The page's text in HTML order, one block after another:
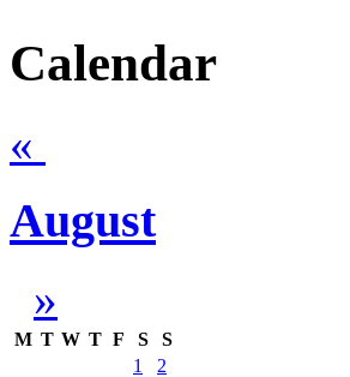
Calendar
«
August
»
M T W T F S
S
1
2